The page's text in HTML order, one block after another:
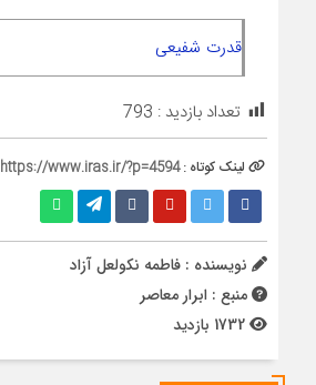
قدرت شفیعی
تعداد بازدید : 793
لینک کوتاه :https://www.iras.ir/?p=4594
نویسنده : فاطمه نکولعل آزاد
منبع : ابرار معاصر